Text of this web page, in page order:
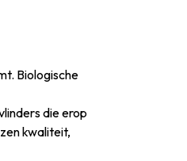
Biologische
die erop
kwaliteit,